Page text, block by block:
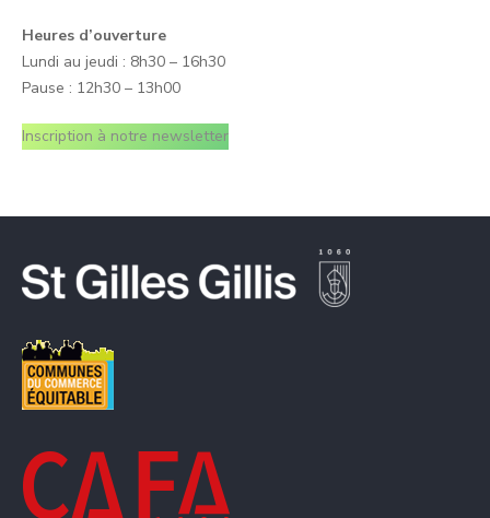
Heures d’ouverture
Lundi au jeudi : 8h30 – 16h30
Pause : 12h30 – 13h00
Inscription à notre newsletter